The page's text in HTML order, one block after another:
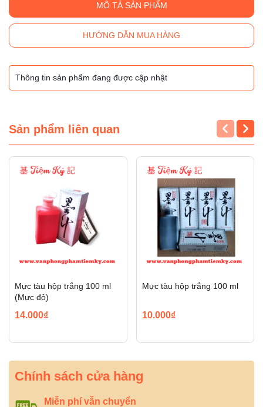
MÔ TẢ SẢN PHẨM
HƯỚNG DẪN MUA HÀNG
Thông tin sản phẩm đang được cập nhật
Sản phẩm liên quan
Mực tàu hộp trắng 100 ml
(Mực đỏ)
14.000₫
Mực tàu hộp trắng 100 ml
10.000₫
Chính sách cửa hàng
Miễn phí vẫn chuyển